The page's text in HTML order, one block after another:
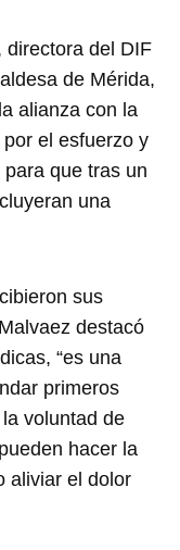
directora del DIF
de Mérida,
alianza con la
el esfuerzo y
que tras un
una
sus
destacó
“es una
primeros
voluntad de
hacer la
aliviar el dolor